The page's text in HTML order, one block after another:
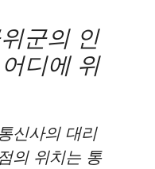
군의 인
디에 위
신사의 대리
의 위치는 통